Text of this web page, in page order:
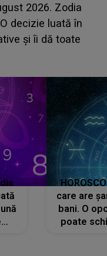
ASCUNS până
din Casa Iubirii
despre mama
iubesc pentru
care are
bani. O
poate